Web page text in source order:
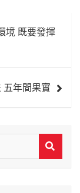
境 既要發揮
五年間果實